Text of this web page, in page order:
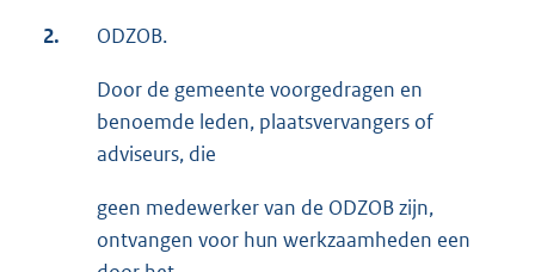
2. ODZOB.
Door de gemeente voorgedragen en
benoemde leden, plaatsvervangers of
adviseurs, die
geen medewerker van de ODZOB zijn,
ontvangen voor hun werkzaamheden een